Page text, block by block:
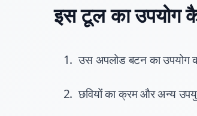
इस टूल का उपयोग
उस अपलोड बटन का उपयोग
छवियों का क्रम और अन्य